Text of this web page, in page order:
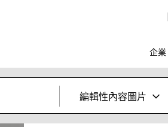
企業
編輯性內容圖片